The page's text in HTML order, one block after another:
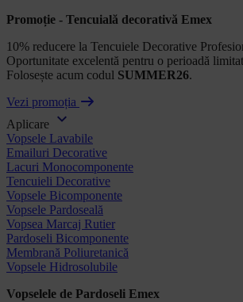
Promoție - Tencuială decorativă Emex
10% reducere la Tencuiele Decorative
Oportunitate excelentă pentru o perioadă
Folosește acum codul SUMMER26.
Vezi promoția
Aplicare
Vopsele Lavabile
Emailuri Decorative
Lacuri Monocomponente
Tencuieli Decorative
Vopsele Bicomponente
Vopsele Pardoseală
Vopsea Marcaj Rutier
Pardoseli Bicomponente
Membrană Poliuretanică
Vopsele Hidrosolubile
Vopselele de Pardoseli Emex